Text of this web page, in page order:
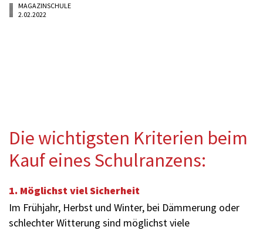
MAGAZINSCHULE
2.02.2022
Die wichtigsten Kriterien beim
Kauf eines Schulranzens:
1. Möglichst viel Sicherheit
Im Frühjahr, Herbst und Winter, bei Dämmerung oder
schlechter Witterung sind möglichst viele